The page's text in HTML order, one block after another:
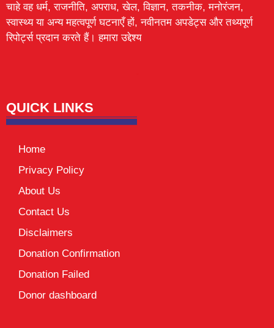
चाहे वह धर्म, राजनीति, अपराध, खेल, विज्ञान, तकनीक, मनोरंजन,
स्वास्थ्य या अन्य महत्वपूर्ण घटनाएँ हों, नवीनतम अपडेट्स और तथ्यपूर्ण
रिपोर्ट्स प्रदान करते हैं। हमारा उद्देश्य
QUICK LINKS
Home
Privacy Policy
About Us
Contact Us
Disclaimers
Donation Confirmation
Donation Failed
Donor dashboard